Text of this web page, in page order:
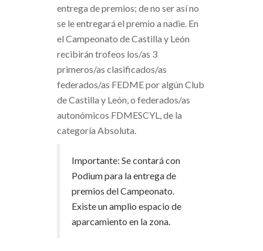
entrega de premios; de no ser así no
se le entregará el premio a nadie. En
el Campeonato de Castilla y León
recibirán trofeos los/as 3
primeros/as clasificados/as
federados/as FEDME por algún Club
de Castilla y León, o federados/as
autonómicos FDMESCYL, de la
categoría Absoluta.
Importante: Se contará con
Podium para la entrega de
premios del Campeonato.
Existe un amplio espacio de
aparcamiento en la zona.